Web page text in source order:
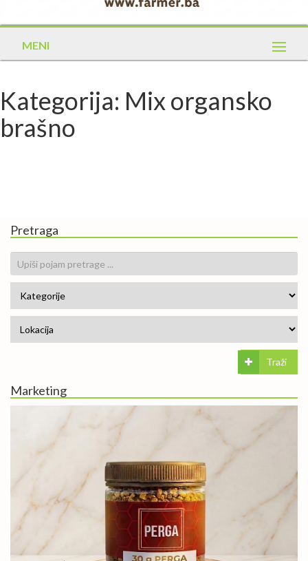
MENI
Kategorija: Mix organsko
brašno
Pretraga
Traži
Marketing